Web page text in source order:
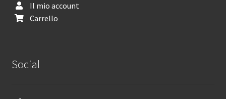
Il mio account
Carrello
Social